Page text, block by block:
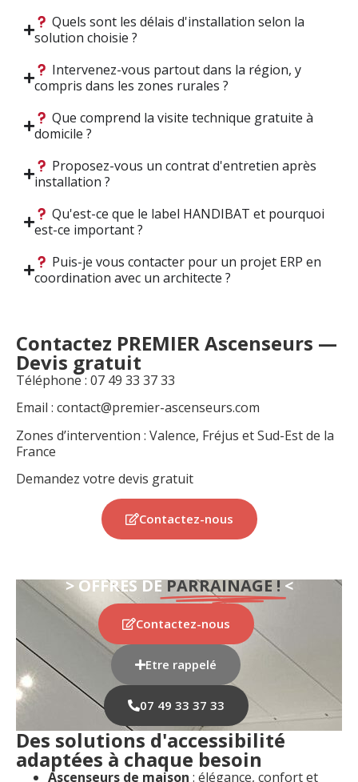
Quels sont les délais d'installation selon la
solution choisie ?
Intervenez-vous partout dans la région, y
compris dans les zones rurales ?
Que comprend la visite technique gratuite à
domicile ?
Proposez-vous un contrat d'entretien après
installation ?
Qu'est-ce que le label HANDIBAT et pourquoi
est-ce important ?
Puis-je vous contacter pour un projet ERP en
coordination avec un architecte ?
Contactez PREMIER Ascenseurs —
Devis gratuit
Téléphone : 07 49 33 37 33
Email : contact@premier-ascenseurs.com
Zones d’intervention : Valence, Fréjus et Sud-Est de la
France
Demandez votre devis gratuit
Contactez-nous
> OFFRES DEPARRAINAGE !<
Contactez-nous
Etre rappelé
07 49 33 37 33
Des solutions d'accessibilité
adaptées à chaque besoin
Ascenseurs de maison : élégance, confort et